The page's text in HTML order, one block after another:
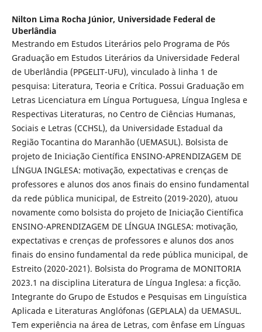
Nilton Lima Rocha Júnior, Universidade Federal de
Uberlândia
Mestrando em Estudos Literários pelo Programa de Pós
Graduação em Estudos Literários da Universidade Federal
de Uberlândia (PPGELIT-UFU), vinculado à linha 1 de
pesquisa: Literatura, Teoria e Crítica. Possui Graduação em
Letras Licenciatura em Língua Portuguesa, Língua Inglesa e
Respectivas Literaturas, no Centro de Ciências Humanas,
Sociais e Letras (CCHSL), da Universidade Estadual da
Região Tocantina do Maranhão (UEMASUL). Bolsista de
projeto de Iniciação Científica ENSINO-APRENDIZAGEM DE
LÍNGUA INGLESA: motivação, expectativas e crenças de
professores e alunos dos anos finais do ensino fundamental
da rede pública municipal, de Estreito (2019-2020), atuou
novamente como bolsista do projeto de Iniciação Científica
ENSINO-APRENDIZAGEM DE LÍNGUA INGLESA: motivação,
expectativas e crenças de professores e alunos dos anos
finais do ensino fundamental da rede pública municipal, de
Estreito (2020-2021). Bolsista do Programa de MONITORIA
2023.1 na disciplina Literatura de Língua Inglesa: a ficção.
Integrante do Grupo de Estudos e Pesquisas em Linguística
Aplicada e Literaturas Anglófonas (GEPLALA) da UEMASUL.
Tem experiência na área de Letras, com ênfase em Línguas